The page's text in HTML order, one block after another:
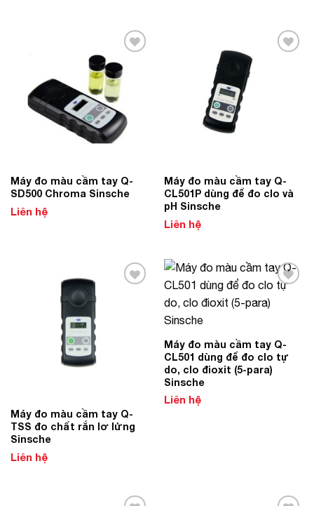
Add to
Wishlist
Máy đo màu cầm tay Q-
SD500 Chroma Sinsche
Liên hệ
Máy đo màu cầm tay Q-
CL501P dùng để đo clo và
pH Sinsche
Liên hệ
Máy đo màu cầm tay Q-
TSS đo chất rắn lơ lửng
Sinsche
Liên hệ
Add to
Wishlist
Máy đo màu cầm tay Q-
CL501 dùng để đo clo tự
do, clo đioxit (5-para)
Sinsche
Liên hệ